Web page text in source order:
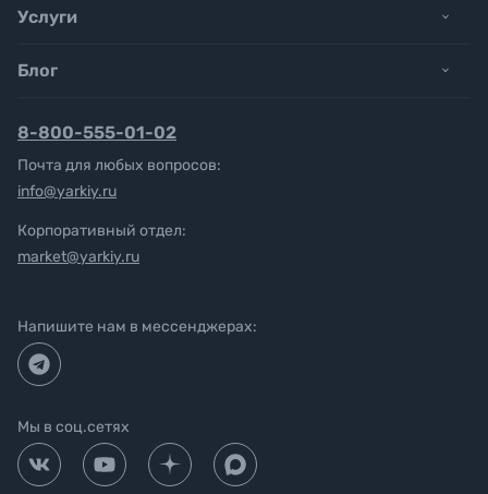
Услуги
Блог
8-800-555-01-02
Почта для любых вопросов:
info@yarkiy.ru
Корпоративный отдел:
market@yarkiy.ru
Напишите нам в мессенджерах:
Мы в соц.сетях